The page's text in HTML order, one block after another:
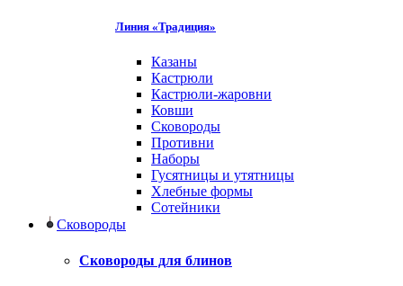
Линия «Традиция»
Казаны
Кастрюли
Кастрюли-жаровни
Ковши
Сковороды
Противни
Наборы
Гусятницы и утятницы
Хлебные формы
Сотейники
Сковороды
Сковороды для блинов